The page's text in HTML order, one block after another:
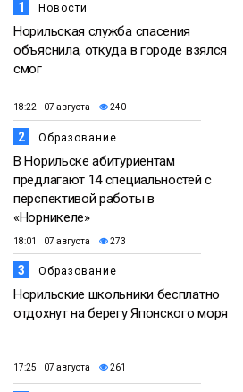
1 Новости
Норильская служба спасения
объяснила, откуда в городе взялся
смог
18:22 07 августа 240
2 Образование
В Норильске абитуриентам
предлагают 14 специальностей с
перспективой работы в
«Норникеле»
18:01 07 августа 273
3 Образование
Норильские школьники бесплатно
отдохнут на берегу Японского моря
17:25 07 августа 261